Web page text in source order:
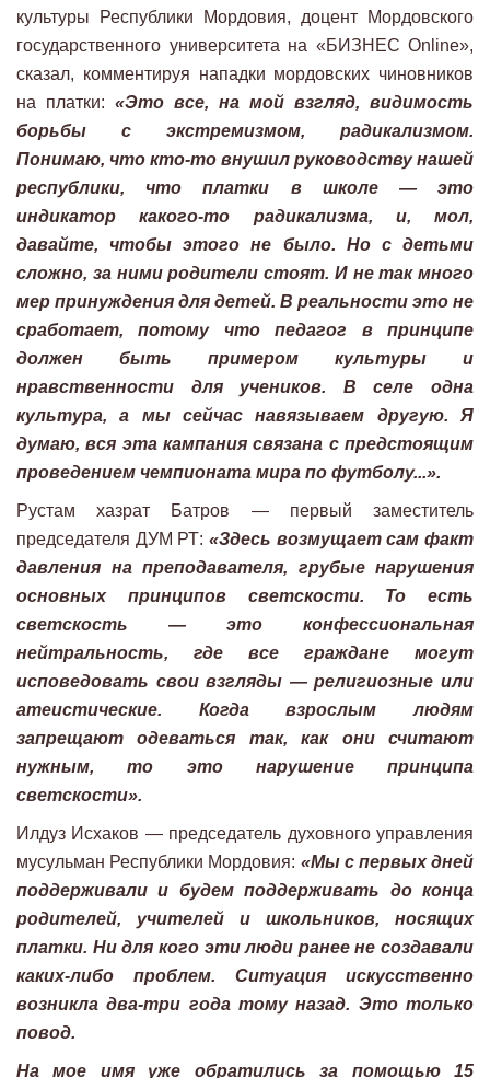
культуры Республики Мордовия, доцент Мордовского
государственного университета на «БИЗНЕС Online»,
сказал, комментируя нападки мордовских чиновников
на платки: «Это все, на мой взгляд, видимость
борьбы с экстремизмом, радикализмом.
Понимаю, что кто-то внушил руководству нашей
республики, что платки в школе — это
индикатор какого-то радикализма, и, мол,
давайте, чтобы этого не было. Но с детьми
сложно, за ними родители стоят. И не так много
мер принуждения для детей. В реальности это не
сработает, потому что педагог в принципе
должен быть примером культуры и
нравственности для учеников. В селе одна
культура, а мы сейчас навязываем другую. Я
думаю, вся эта кампания связана с предстоящим
проведением чемпионата мира по футболу...».
Рустам хазрат Батров — первый заместитель
председателя ДУМ РТ: «Здесь возмущает сам факт
давления на преподавателя, грубые нарушения
основных принципов светскости. То есть
светскость — это конфессиональная
нейтральность, где все граждане могут
исповедовать свои взгляды — религиозные или
атеистические. Когда взрослым людям
запрещают одеваться так, как они считают
нужным, то это нарушение принципа
светскости».
Илдуз Исхаков — председатель духовного управления
мусульман Республики Мордовия: «Мы с первых дней
поддерживали и будем поддерживать до конца
родителей, учителей и школьников, носящих
платки. Ни для кого эти люди ранее не создавали
каких-либо проблем. Ситуация искусственно
возникла два-три года тому назад. Это только
повод.
На мое имя уже обратились за помощью 15